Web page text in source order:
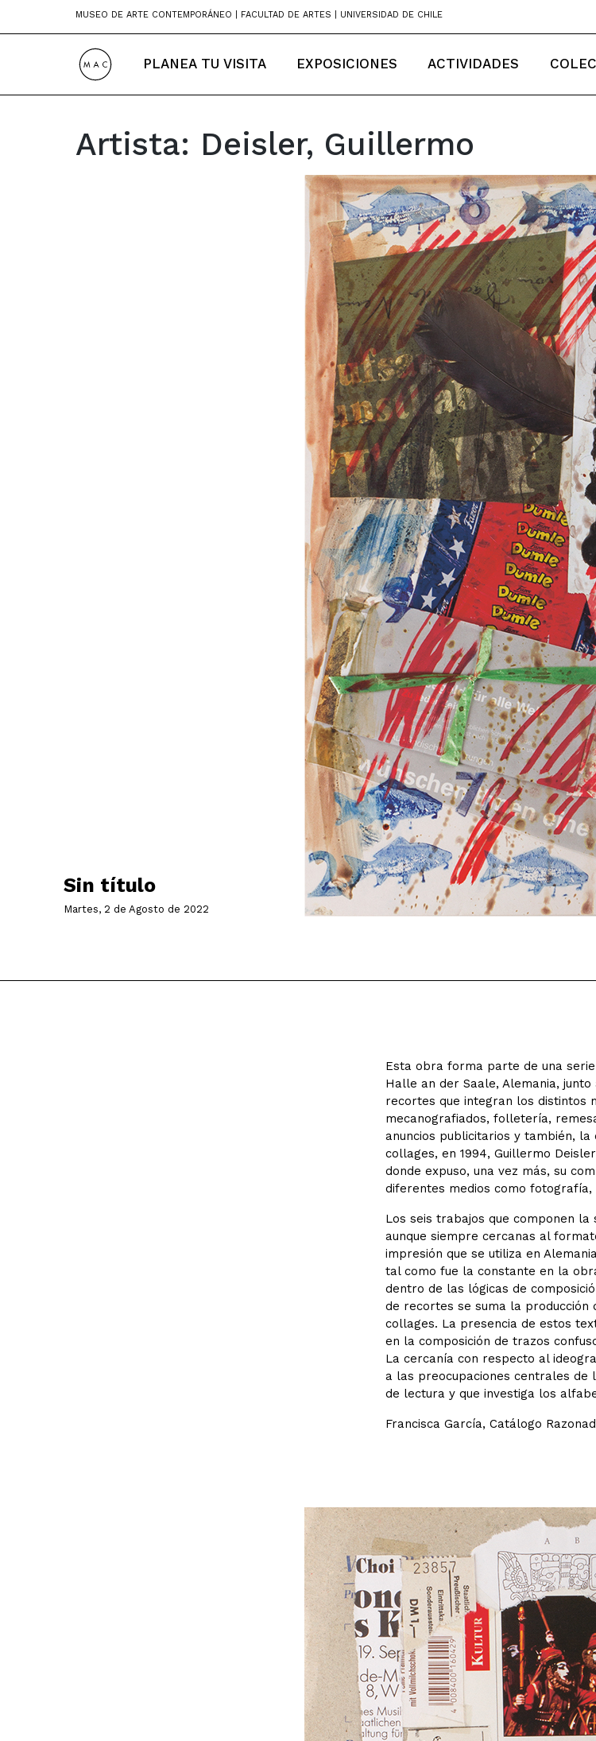
MUSEO DE ARTE CONTEMPORÁNEO | FACULTAD DE ARTES | UNIVERSIDAD DE CHILE
PLANEA TU VISITA EXPOSICIONES ACTIVIDADES
Artista: Deisler, Guillermo
Sin título
Martes, 2 de Agosto de 2022
Esta obra forma parte de una
Halle an der Saale, Alemania,
recortes que integran los distintos
mecanografiados, folletería,
anuncios publicitarios y también,
collages, en 1994, Guillermo
donde expuso, una vez más, su
diferentes medios como fotografía,
Los seis trabajos que componen la
aunque siempre cercanas al
impresión que se utiliza en
tal como fue la constante en la
dentro de las lógicas de
de recortes se suma la
collages. La presencia de estos
en la composición de trazos
La cercanía con respecto al
a las preocupaciones centrales de
de lectura y que investiga los
Francisca García, Catálogo